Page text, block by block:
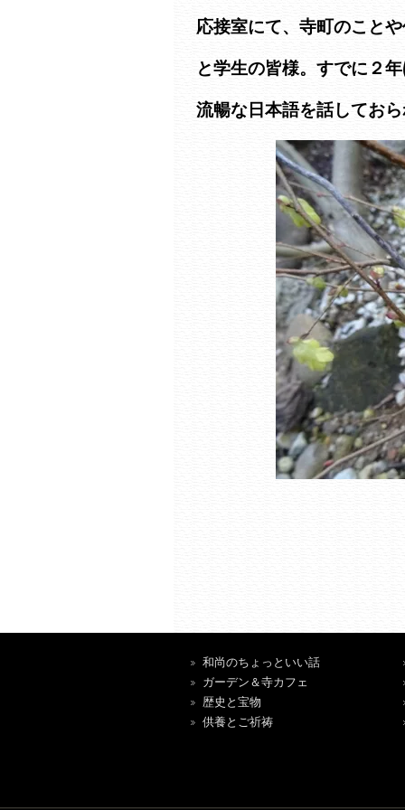
応接室にて、寺町のこと
と学生の皆様。すでに２
流暢な日本語を話してお
和尚のちょっといい話
ガーデン＆寺カフェ
歴史と宝物
供養とご祈祷